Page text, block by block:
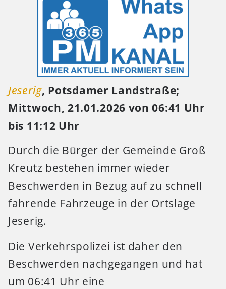
Jeserig, Potsdamer Landstraße;
Mittwoch, 21.01.2026 von 06:41 Uhr
bis 11:12 Uhr
Durch die Bürger der Gemeinde Groß
Kreutz bestehen immer wieder
Beschwerden in Bezug auf zu schnell
fahrende Fahrzeuge in der Ortslage
Jeserig.
Die Verkehrspolizei ist daher den
Beschwerden nachgegangen und hat
um 06:41 Uhr eine